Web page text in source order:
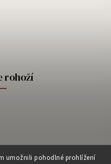
umožnili pohodlné prohlížení
rohoží